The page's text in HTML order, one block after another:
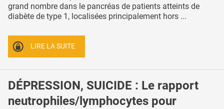
grand nombre dans le pancréas de patients atteints de
diabète de type 1, localisées principalement hors ...
LIRE LA SUITE
DÉPRESSION, SUICIDE : Le rapport
neutrophiles/lymphocytes pour